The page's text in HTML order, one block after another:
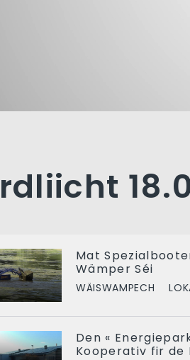
Mat
Wämper Séi
WÄISWAMPECH
Den «
Kooperativ fir de